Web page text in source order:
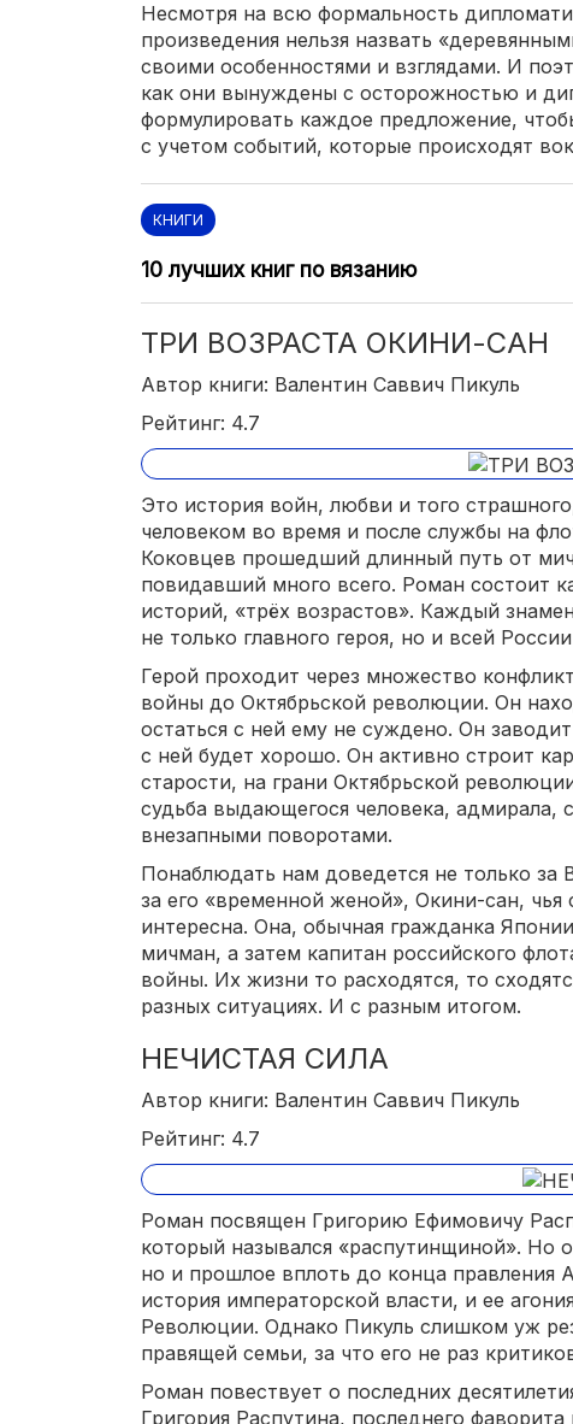
Несмотря на всю формальность
произведения нельзя назвать
своими особенностями и взглядами. И
как они вынуждены с осторожностью и
формулировать каждое предложение,
с учетом событий, которые происходят
КНИГИ
10 лучших книг по вязанию
ТРИ ВОЗРАСТА ОКИНИ-САН
Автор книги: Валентин Саввич Пикуль
Рейтинг: 4.7
Это история войн, любви и того
человеком во время и после службы на
Коковцев прошедший длинный путь от
повидавший много всего. Роман состоит
историй, «трёх возрастов». Каждый
не только главного героя, но и всей
Герой проходит через множество
войны до Октябрьской революции. Он
остаться с ней ему не суждено. Он
с ней будет хорошо. Он активно строит
старости, на грани Октябрьской
судьба выдающегося человека, адмирала,
внезапными поворотами.
Понаблюдать нам доведется не только
за его «временной женой», Окини-сан, чья
интересна. Она, обычная гражданка
мичман, а затем капитан российского
войны. Их жизни то расходятся, то
разных ситуациях. И с разным итогом.
НЕЧИСТАЯ СИЛА
Автор книги: Валентин Саввич Пикуль
Рейтинг: 4.7
Роман посвящен Григорию Ефимовичу
который назывался «распутинщиной». Но
но и прошлое вплоть до конца правления
история императорской власти, и ее
Революции. Однако Пикуль слишком уж
правящей семьи, за что его не раз
Роман повествует о последних
Григория Распутина, последнего